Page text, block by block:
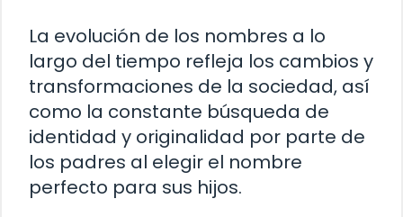
La evolución de los nombres a lo
largo del tiempo refleja los cambios y
transformaciones de la sociedad, así
como la constante búsqueda de
identidad y originalidad por parte de
los padres al elegir el nombre
perfecto para sus hijos.